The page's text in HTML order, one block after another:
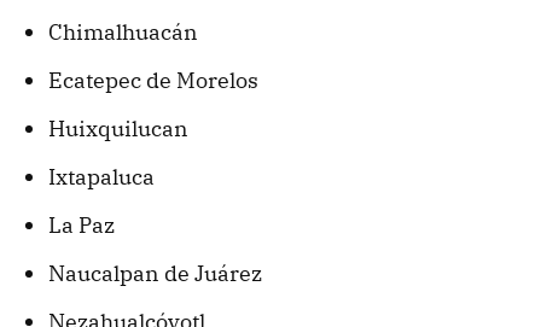
Chimalhuacán
Ecatepec de Morelos
Huixquilucan
Ixtapaluca
La Paz
Naucalpan de Juárez